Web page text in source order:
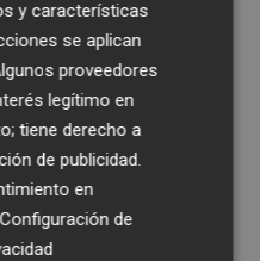
y características
se aplican
proveedores
legítimo en
tiene derecho a
de publicidad
en
Configuración de